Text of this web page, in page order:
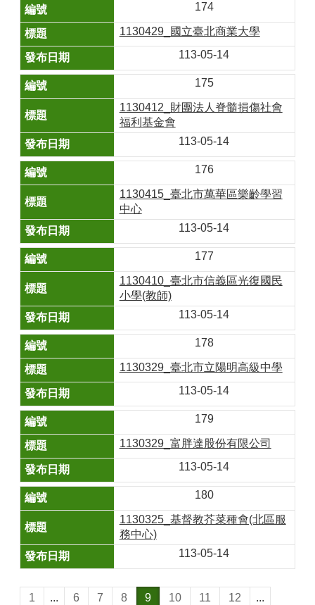
174
1130429_國立臺北商業大學
113-05-14
175
1130412_財團法人脊髓損傷社會
福利基金會
113-05-14
176
1130415_臺北市萬華區樂齡學習
中心
113-05-14
177
1130410_臺北市信義區光復國民
小學(教師)
113-05-14
178
1130329_臺北市立陽明高級中學
113-05-14
179
1130329_富胖達股份有限公司
113-05-14
180
1130325_基督教芥菜種會(北區服
務中心)
113-05-14
1 ... 6 7 8 9 10 11 12 ...